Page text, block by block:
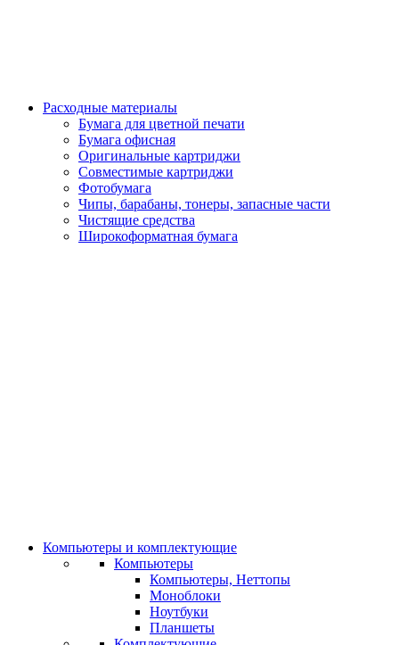
Расходные материалы
Бумага для цветной печати
Бумага офисная
Оригинальные картриджи
Совместимые картриджи
Фотобумага
Чипы, барабаны, тонеры, запасные части
Чистящие средства
Широкоформатная бумага
Компьютеры и комплектующие
Компьютеры
Компьютеры, Неттопы
Моноблоки
Ноутбуки
Планшеты